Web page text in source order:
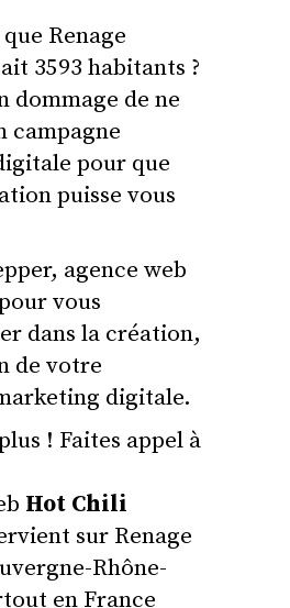
Renage
3593 habitants ?
dommage de ne
campagne
pour que
puisse vous
agence web
vous
dans la création,
de votre
digitale.
! Faites appel à
Hot Chili
sur Renage
Rhône-
en France